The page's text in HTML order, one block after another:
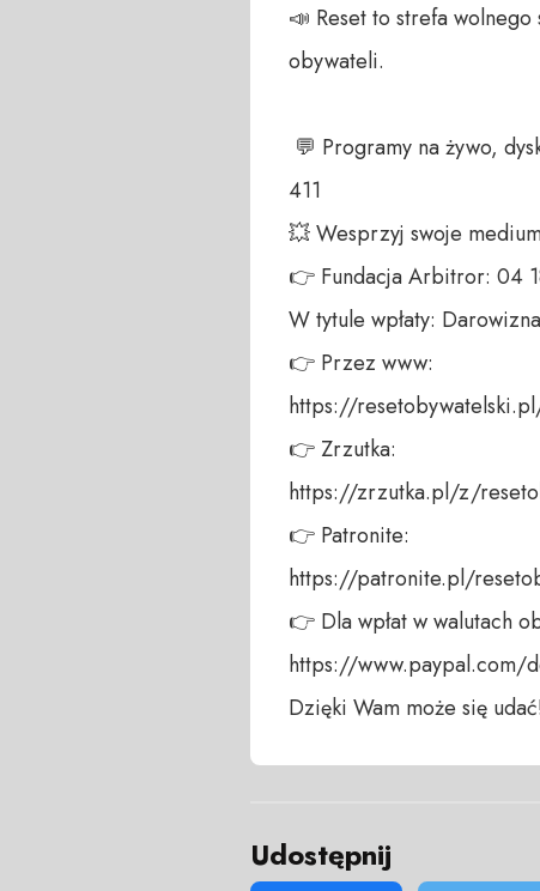
📣 Reset to strefa
obywateli.
411
💥 Wesprzyj swoje
👉 Fundacja Arbitror: 04
W tytule wpłaty:
👉 Przez www:
https://
👉 Zrzutka:
https://zrzutka.pl/z/
👉 Patronite:
https://patronite.pl/
👉 Dla wpłat w walutach
https://www.paypal.com/
Dzięki Wam może się
Udostępnij